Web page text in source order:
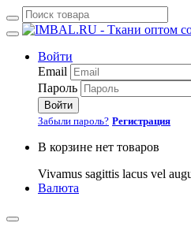
Войти
Email
Пароль
Войти
Забыли пароль? Регистрация
В корзине нет товаров
Vivamus sagittis lacus vel
Валюта